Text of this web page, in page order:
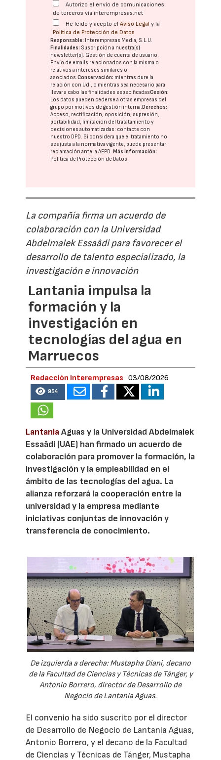
Autorizo el envío de comunicaciones
de terceros vía interempresas.net
He leído y acepto elAviso Legal y la
Política de Protección de Datos
Responsable: Interempresas Media, S.L.U.
Finalidades: Suscripción a nuestra(s)
newsletter(s). Gestión de cuenta de usuario.
Envío de emails relacionados con la misma o
relativos a intereses similares o
asociados.Conservación: mientras dure la
relación con Ud., o mientras sea necesario para
llevar a cabo las finalidades especificadasCesión:
Los datos pueden cederse a otras empresas del
grupo por motivos de gestión interna.Derechos:
Acceso, rectificación, oposición, supresión,
portabilidad, limitación del tratatamiento y
decisiones automatizadas: contacte con
nuestro DPD. Si considera que el tratamiento no
se ajusta a la normativa vigente, puede presentar
reclamación ante laAEPD.Más información:
Política de Protección de Datos
La compañía firma un acuerdo de
colaboración con la Universidad
Abdelmalek Essaâdi para favorecer el
desarrollo de talento especializado, la
investigación e innovación
Lantania impulsa la
formación y la
investigación en
tecnologías del agua en
Marruecos
Redacción Interempresas 03/08/2026
954
LantaniaAguas y la Universidad Abdelmalek
Essaâdi (UAE) han firmado un acuerdo de
colaboración para promover la formación, la
investigación y la empleabilidad en el
ámbito de las tecnologías del agua. La
alianza reforzará la cooperación entre la
universidad y la empresa mediante
iniciativas conjuntas de innovación y
transferencia de conocimiento.
De izquierda a derecha: Mustapha Diani, decano
de la Facultad de Ciencias y Técnicas de Tánger, y
Antonio Borrero, director de Desarrollo de
Negocio de Lantania Aguas.
El convenio ha sido suscrito por el director
de Desarrollo de Negocio de Lantania Aguas,
Antonio Borrero, y el decano de la Facultad
de Ciencias y Técnicas de Tánger, Mustapha